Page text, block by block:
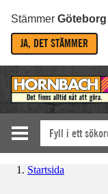
Stämmer Göteborg
JA, DET STÄMMER
Startsida